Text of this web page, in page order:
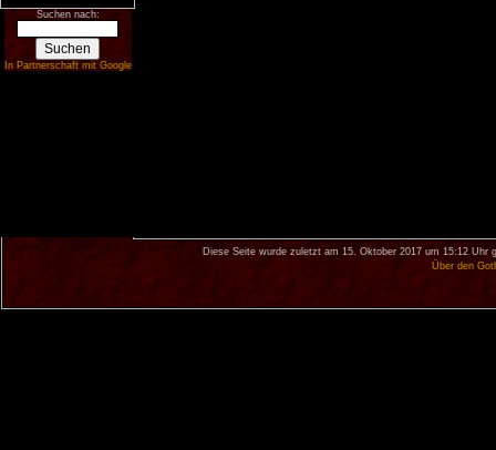
Suchen nach:
In Partnerschaft mit Google
Diese Seite wurde zuletzt am 15. Oktober 2017 um 15:12 Uhr
Über den